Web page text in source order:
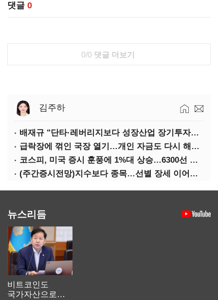
댓글 0
0/0 댓글 더보기
김주하
배재규 "단타·레버리지보다 성장산업 장기투자…변동성 견뎌야"
급락장에 꺾인 국장 열기…개인 자금도 다시 해외로
코스피, 미국 증시 훈풍에 1%대 상승…6300선 회복
(주간증시전망)지수보다 종목…선별 장세 이어진다
뉴스리듬
비트코인도
국가자산으로…'